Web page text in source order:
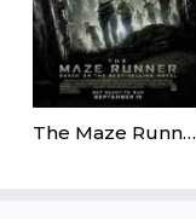
The Maze Runner